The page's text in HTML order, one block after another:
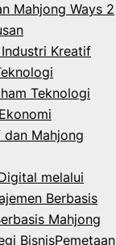
Mahjong Ways 2
Kreatif
Teknologi
Mahjong
melalui
Berbasis
Mahjong
BisnisPemetaan